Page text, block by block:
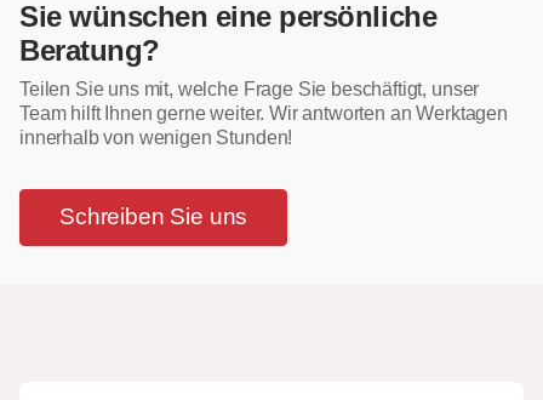
Sie wünschen eine persönliche
Beratung?
Teilen Sie uns mit, welche Frage Sie beschäftigt, unser
Team hilft Ihnen gerne weiter. Wir antworten an Werktagen
innerhalb von wenigen Stunden!
Schreiben Sie uns